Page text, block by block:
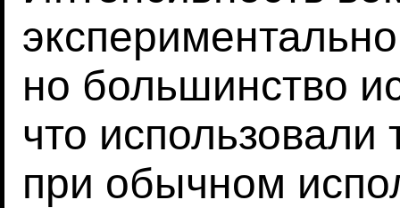
но большинство
что использовали
при обычном